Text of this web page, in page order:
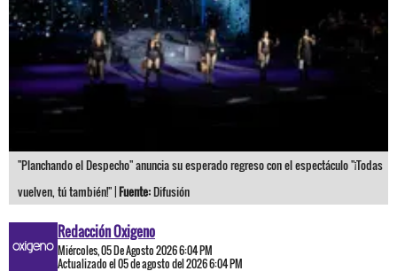
"Planchando el Despecho" anuncia su esperado regreso con el espectáculo "¡Todas
vuelven, tú también!" |Fuente:Difusión
Redacción Oxigeno
Miércoles, 05 De Agosto 2026 6:04 PM
Actualizado el 05 de agosto del 2026 6:04 PM